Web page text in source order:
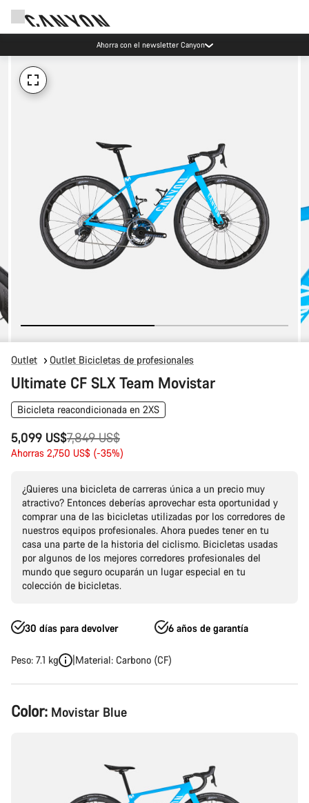
Ahorra con el newsletter Canyon
Outlet Outlet Bicicletas de profesionales
Ultimate CF SLX Team Movistar
Bicicleta reacondicionada en 2XS
5,099 US$
Precio
original
7,849 US$
Ahorras 2,750 US$ (-35%)
¿Quieres una bicicleta de carreras única a un precio muy
atractivo? Entonces deberías aprovechar esta oportunidad y
comprar una de las bicicletas utilizadas por los corredores de
nuestros equipos profesionales. Ahora puedes tener en tu
casa una parte de la historia del ciclismo. Bicicletas usadas
por algunos de los mejores corredores profesionales del
mundo que seguro ocuparán un lugar especial en tu
colección de bicicletas.
30 días para devolver 6 años de garantía
Peso: 7.1 kg Material: Carbono (CF)
Configuración
del
Color: Movistar Blue